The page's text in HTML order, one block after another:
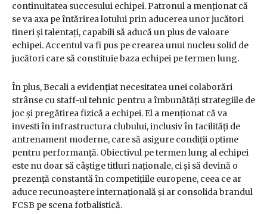
continuitatea succesului echipei. Patronul a menționat că
se va axa pe întărirea lotului prin aducerea unor jucători
tineri și talentați, capabili să aducă un plus de valoare
echipei. Accentul va fi pus pe crearea unui nucleu solid de
jucători care să constituie baza echipei pe termen lung.
În plus, Becali a evidențiat necesitatea unei colaborări
strânse cu staff-ul tehnic pentru a îmbunătăți strategiile de
joc și pregătirea fizică a echipei. El a menționat că va
investi în infrastructura clubului, inclusiv în facilități de
antrenament moderne, care să asigure condiții optime
pentru performanță. Obiectivul pe termen lung al echipei
este nu doar să câștige titluri naționale, ci și să devină o
prezență constantă în competițiile europene, ceea ce ar
aduce recunoaștere internațională și ar consolida brandul
FCSB pe scena fotbalistică.